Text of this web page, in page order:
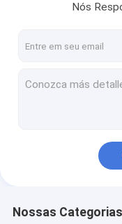
imprensa de
Imprensa
Desgaste
Nós
Nossas Categorias